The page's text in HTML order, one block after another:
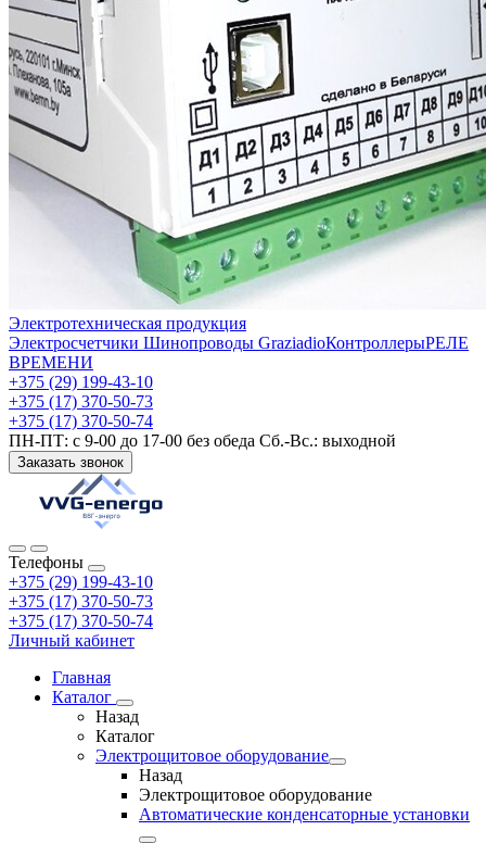
Электротехническая продукция
Электросчетчики Шинопроводы GraziadioКонтроллерыРЕЛЕ
ВРЕМЕНИ
+375 (29) 199-43-10
+375 (17) 370-50-73
+375 (17) 370-50-74
ПН-ПТ: с 9-00 до 17-00 без обеда Сб.-Вс.: выходной
Заказать звонок
Телефоны
+375 (29) 199-43-10
+375 (17) 370-50-73
+375 (17) 370-50-74
Личный кабинет
Главная
Каталог
Назад
Каталог
Электрощитовое оборудование
Назад
Электрощитовое оборудование
Автоматические конденсаторные установки